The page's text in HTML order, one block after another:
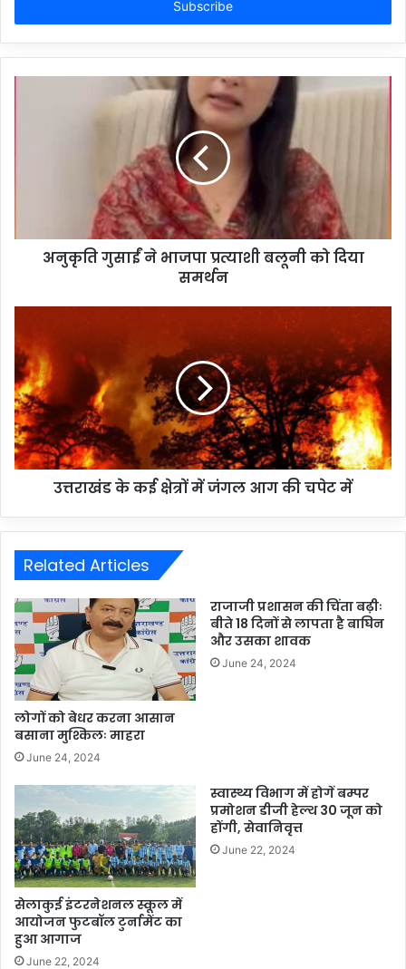
अनुकृति गुसाईं ने भाजपा प्रत्याशी बलूनी को दिया
समर्थन
उत्तराखंड के कई क्षेत्रों में जंगल आग की चपेट में
Related Articles
लोगों को बेधर करना आसान
बसाना मुश्किलः माहरा
June 24, 2024
राजाजी प्रशासन की चिंता बढ़ीः
बीते 18 दिनों से लापता है बाघिन
और उसका शावक
June 24, 2024
सेलाकुई इंटरनेशनल स्कूल में
आयोजन फुटबॉल टुर्नामेंट का
हुआ आगाज
June 22, 2024
स्वास्थ्य विभाग में होगें बम्पर
प्रमोशन डीजी हेल्थ 30 जून को
होंगी, सेवानिवृत्त
June 22, 2024